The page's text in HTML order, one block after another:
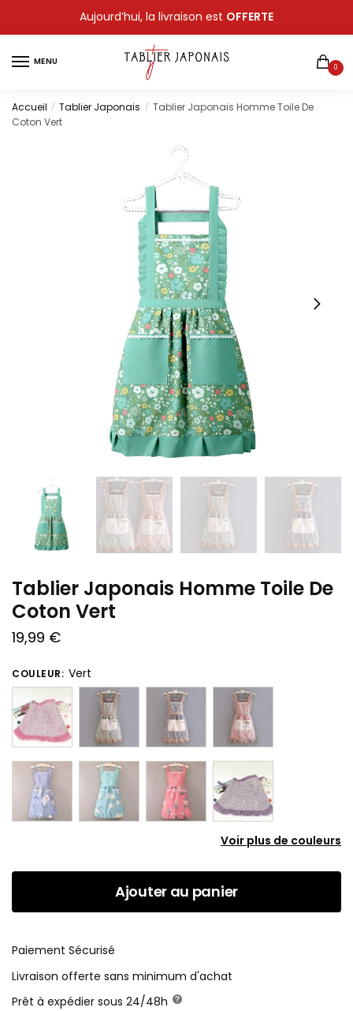
navigation
Aujourd’hui, la livraison est OFFERTE
MENU
0
Accueil / Tablier Japonais / Tablier Japonais Homme Toile De
Coton Vert
Tablier Japonais Homme Toile De
Coton Vert
19,99 €
COULEUR: Vert
Voir plus de couleurs
Ajouter au panier
Paiement Sécurisé
Livraison offerte sans minimum d'achat
Prêt à expédier sous 24/48h